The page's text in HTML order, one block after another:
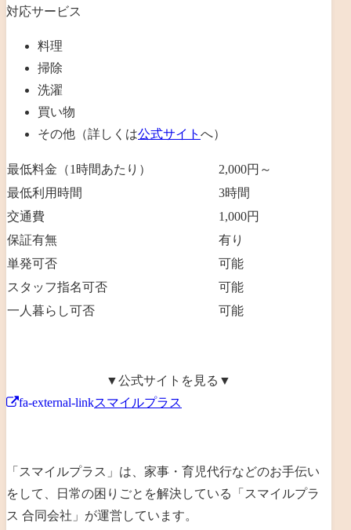
対応サービス
料理
掃除
洗濯
買い物
その他（詳しくは公式サイト へ）
最低料金（1時間あたり）
2,000円～
最低利用時間
3時間
交通費
1,000円
保証有無
有り
単発可否
可能
スタッフ指名可否
可能
一人暮らし可否
可能
▼公式サイトを見る▼
fa-external-linkスマイルプラス
「スマイルプラス」は、 家事・育児代行などのお手伝い
をして、日常の困りごとを解決している「 スマイルプラ
ス 合同会社 」が運営しています。